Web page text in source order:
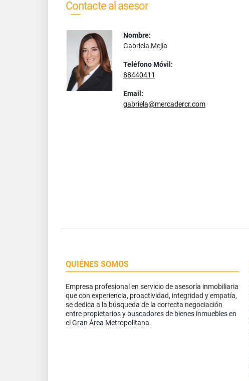
Contacte al asesor
Nombre:
Gabriela Mejía
Teléfono Móvil:
88440411
Email:
gabriela@mercadercr.com
QUIÉNES SOMOS
Empresa profesional en servicio de asesoría inmobiliaria
que con experiencia, proactividad, integridad y empatía,
se dedica a la búsqueda de la correcta negociación
entre propietarios y buscadores de bienes inmuebles en
el Gran Área Metropolitana.